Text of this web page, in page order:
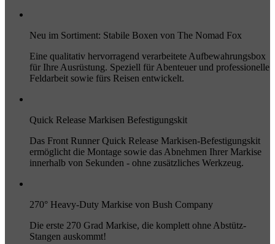
Neu im Sortiment: Stabile Boxen von The Nomad Fox
Eine qualitativ hervorragend verarbeitete Aufbewahrungsbox
für Ihre Ausrüstung. Speziell für Abenteuer und professionelle
Feldarbeit sowie fürs Reisen entwickelt.
Quick Release Markisen Befestigungskit
Das Front Runner Quick Release Markisen-Befestigungskit
ermöglicht die Montage sowie das Abnehmen Ihrer Markise
innerhalb von Sekunden - ohne zusätzliches Werkzeug.
270° Heavy-Duty Markise von Bush Company
Die erste 270 Grad Markise, die komplett ohne Abstütz-
Stangen auskommt!